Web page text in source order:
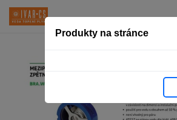
Produkty na stránce